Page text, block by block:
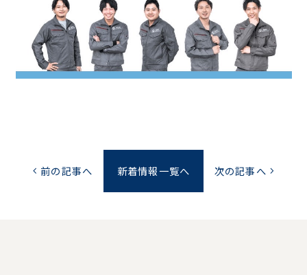
chevron_left 前の記事へ 新着情報一覧へ 次の記事へ chevron_right